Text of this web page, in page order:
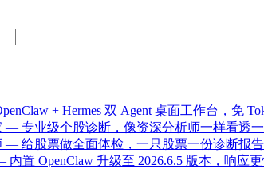
+ Hermes 双 Agent 桌面工作台，免
— 专业级个股诊断，像资深分析师一样看透
— 给股票做全面体检，一只股票一份诊断报告
内置 OpenClaw 升级至 2026.6.5 版本，响应